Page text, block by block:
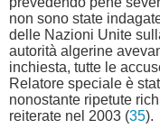
non sono state
delle Nazioni Unite
autorità algerine
inchiesta, tutte le
Relatore speciale è
nonostante ripetute
reiterate nel 2003 (35).